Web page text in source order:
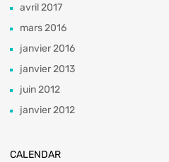
avril 2017
mars 2016
janvier 2016
janvier 2013
juin 2012
janvier 2012
CALENDAR